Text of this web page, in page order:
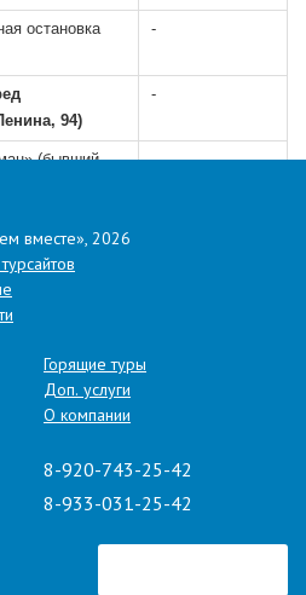
остановка
-
94)
-
(бывший
-
вместе», 2026
Горящие туры
Доп. услуги
О компании
8-920-743-25-42
8-933-031-25-42